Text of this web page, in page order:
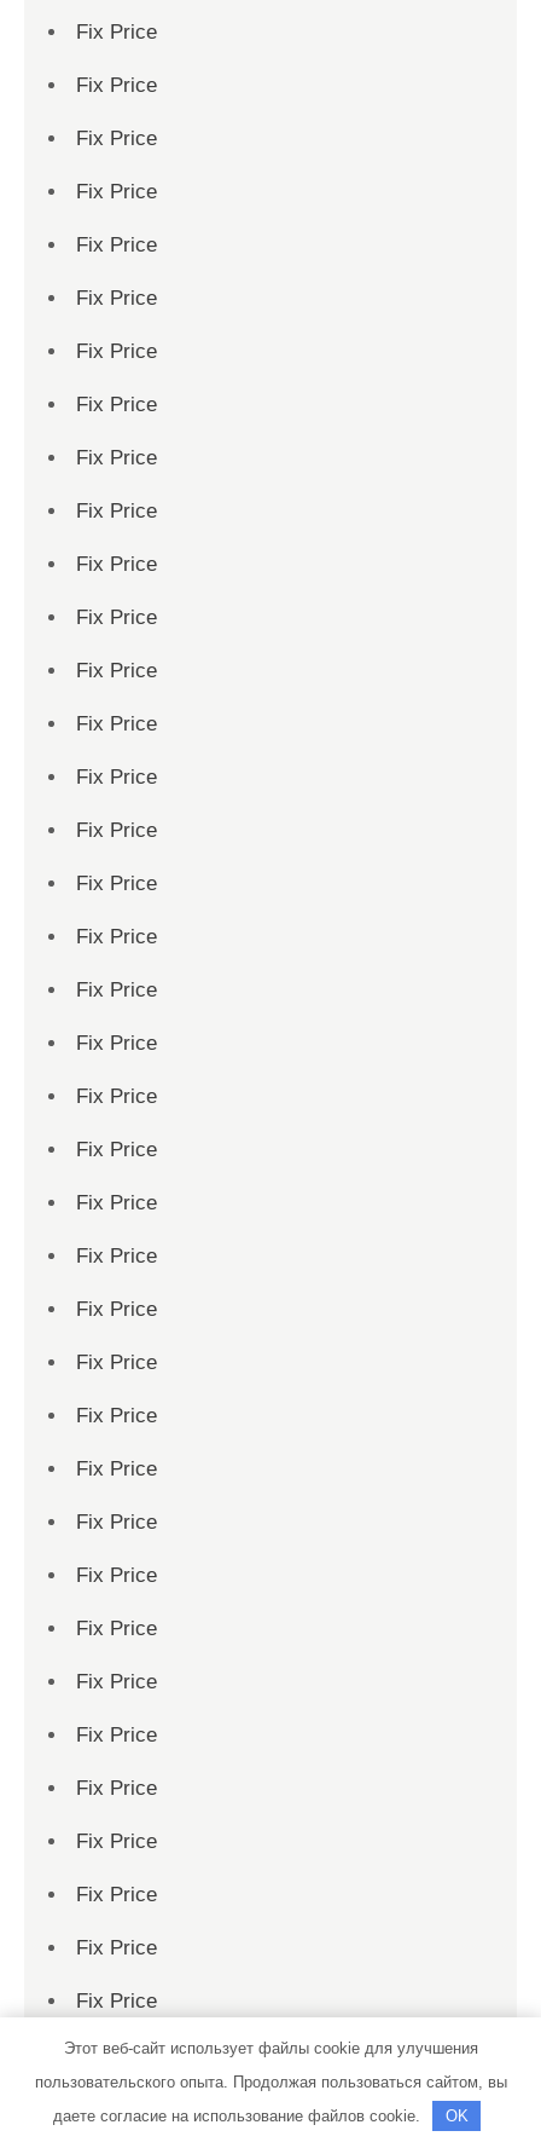
Fix Price
Fix Price
Fix Price
Fix Price
Fix Price
Fix Price
Fix Price
Fix Price
Fix Price
Fix Price
Fix Price
Fix Price
Fix Price
Fix Price
Fix Price
Fix Price
Fix Price
Fix Price
Fix Price
Fix Price
Fix Price
Fix Price
Fix Price
Fix Price
Fix Price
Fix Price
Fix Price
Fix Price
Fix Price
Fix Price
Fix Price
Fix Price
Fix Price
Fix Price
Fix Price
Fix Price
Fix Price
Fix Price
Fix Price
Fix Price
Этот веб-сайт использует файлы cookie для улучшения
пользовательского опыта. Продолжая пользоваться сайтом, вы
даете согласие на использование файлов cookie.
OK